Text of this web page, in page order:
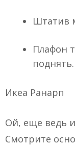
Штатив
Плафон
поднять.
Икеа Ранарп
Ой, еще ведь и
Смотрите